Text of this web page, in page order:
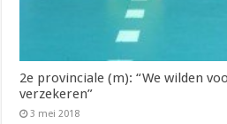
2e provinciale (m): “We wilden
verzekeren”
3 mei 2018